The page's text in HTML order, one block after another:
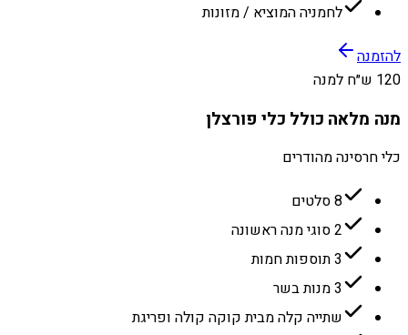
לחמניה המוציא / מזונות
להזמנה
120 ש״ח למנה
מנה מלאה כולל כלי פורצלן
כלי חרסינה מהודרים
8 סלטים
2 סוגי מנה ראשונה
3 תוספות חמות
3 מנות בשר
שתייה קלה מבית קוקה קולה ופריגת